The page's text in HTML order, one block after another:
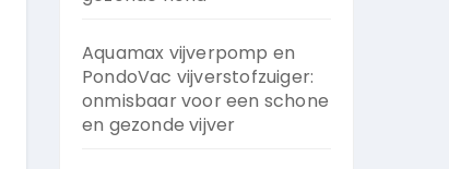
Aquamax vijverpomp en
PondoVac vijverstofzuiger:
onmisbaar voor een schone
en gezonde vijver